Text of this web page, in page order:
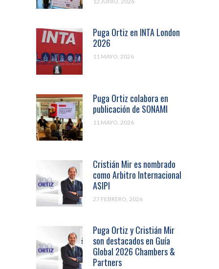
Puga Ortiz en INTA London
2026
11 MAYO, 2026
Puga Ortiz colabora en
publicación de SONAMI
11 MAYO, 2026
Cristián Mir es nombrado
como Arbitro Internacional
ASIPI
27 FEBRERO, 2026
Puga Ortiz y Cristián Mir
son destacados en Guía
Global 2026 Chambers &
Partners